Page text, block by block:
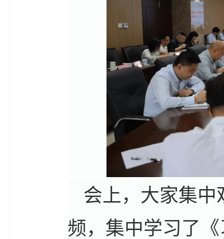
会上，大家集中
频，集中学习了